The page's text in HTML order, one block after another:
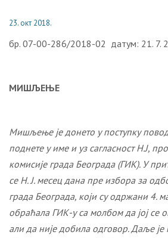
23. окт 2018.
бр. 07-00-286/2018-02 датум: 21. 7.
МИШЉЕЊЕ
Мишљење је донето у поступку
поднете у име и уз сагласност Н.Ј,
комисије града Београда (ГИК). У
се Н. Ј. месец дана пре избора за
града Београда, који су одржани 4.
обраћала ГИК-у са молбом да јој се
али да није добила одговор. Даље је